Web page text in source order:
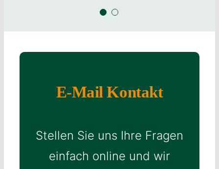
E-Mail Kontakt
Stellen Sie uns Ihre Fragen
einfach online und wir